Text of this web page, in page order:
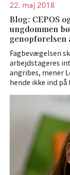
22. maj 2018
Blog: CEPOS
ungdommen
genopførelsen
Fagbevægelsen
arbejdstageres
angribes, mener
hende ikke ind